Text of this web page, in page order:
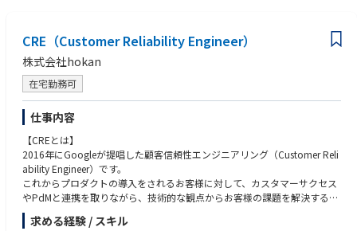
Microsoftテクノロジーを追求したい
ITコンサルティングも開発も経験したい
世界最大のMicrosoftエンジニアコミュニティに属し、ナレッジを共有して
働いている
【Team Strategy】
・IT知識を高め、明確な答えを導きながら、ビジネス・業務・システムの
在り方を導きます。
・プライム案件を中心に、様々な業界、IT領域にアプローチしていきま
す。
・全体の底上げを図りつつ、各個人の得意な部分を伸ばしながら、新しい
ビジネスに繋げていきます。【Growth Opportunities for members】
・ITに関するコンサルティングの専門性・一気通貫でのシステム、業務の
・提案ソリューションの検討
・提案書作成
【ソリューション実績】
・Microsoft365(Teams, Exchange Online, Sharepoint) ​
・Copilot for Microsoft 365
・Active Directory、AD Connect、Azure Virtual Desktop​
・Entra ID, Intune, Defender、MECM/MCM/SCCM
・Exchange Online, Teams
・SharePoint Online, OneDrive for Business
・Vivaシリーズ
・Windows 10/11 Enterprise, Configuration Manager
・キッティング 、Autopilot​
・VMWare、Google WorkplaceからMicrosoft365への移行​
■チーム管理（チームビルディング、メンバーの勤怠管理、コーチング、
メンタリングなど）
■社内外のステークホルダーとの折衝業務
(3) その他
■日本語が母国語でない方は、日本語がビジネスレベルであること（JLP
T:N1が目安）
■Officeアプリケーション（Word, Excel, PowerPoint等）を用いた各種資
料作成
【歓迎要件（WANT）】
(1)下記のいずれかまたは複数のご経験
■Microsoft365プロジェクトのPMO
■Microsoft365の運用
CRE（Customer Reliability Engineer）
株式会社hokan
在宅勤務可
仕事内容
【CREとは】
2016年にGoogleが提唱した顧客信頼性エンジニアリング（Customer Reli
ability Engineer）です。
これからプロダクトの導入をされるお客様に対して、カスタマーサクセス
やPdMと連携を取りながら、技術的な観点からお客様の課題を解決するポ
ジションです。
開発業務はもちろんのこと、顧客と直接対話し課題解決や事業推進に向け
求める経験 / スキル